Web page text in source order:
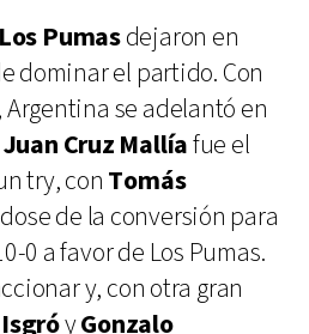
Los Pumasdejaron en
dominar el partido. Con
se adelantó en
Juan Cruz Mallíafue el
try, con Tomás
de la conversión para
0 a favor de Los Pumas.
y, con otra gran
yGonzalo